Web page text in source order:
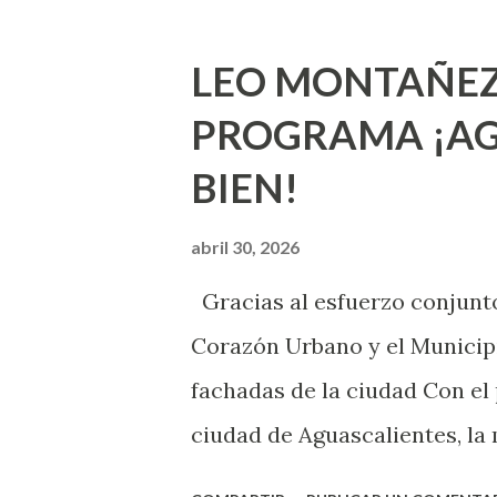
que estés lista para lo que
lo que deberías saber. Pero
sexuales no son expertos o
nuevo que aprender y
como cualquier persona
cuando ambas partes son
LEO
PROGRAMA
BIEN!
abril 30, 2026
Gracias al esfuerzo
Corazón Urbano y el
fachadas de la ciudad Con
ciudad de Aguascalientes, la